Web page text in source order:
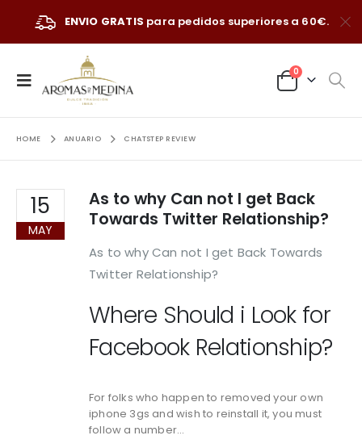
ENVIO GRATIS para pedidos superiores a 60€.
0
HOME ANUARIO CHATSTEP REVIEW
15
MAY
As to why Can not I get Back
Towards Twitter Relationship?
As to why Can not I get Back Towards
Twitter Relationship?
Where Should i Look for
Facebook Relationship?
For folks who happen to removed your own
iphone 3gs and wish to reinstall it, you must
follow a number...